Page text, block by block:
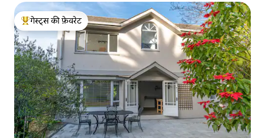
गेस्ट्स का टॉप फ़ेवरेट
गेस्ट्स की फ़ेवरेट